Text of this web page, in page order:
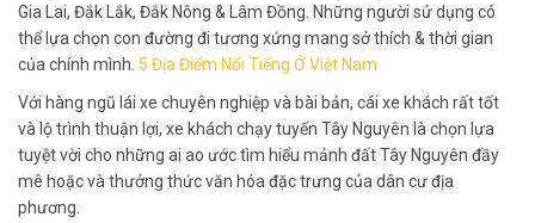
Gia Lai, Đắk Lắk, Đắk Nông & Lâm Đồng. Những người sử dụng có
thể lựa chọn con đường đi tương xứng mang sở thích & thời gian
của chính mình. 5 Địa Điểm Nổi Tiếng Ở Việt Nam
Với hàng ngũ lái xe chuyên nghiệp và bài bản, cái xe khách rất tốt
và lộ trình thuận lợi, xe khách chạy tuyến Tây Nguyên là chọn lựa
tuyệt vời cho những ai ao ước tìm hiểu mảnh đất Tây Nguyên đầy
mê hoặc và thưởng thức văn hóa đặc trưng của dân cư địa
phương.